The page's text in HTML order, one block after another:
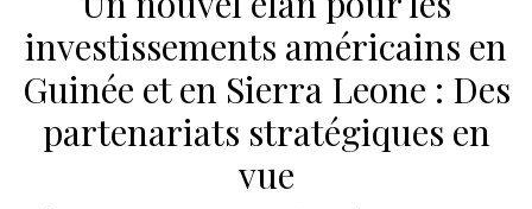
Résidence
Hawa-
Nongo
investissements américains en
Guinée et en Sierra Leone : Des
partenariats stratégiques en
vue